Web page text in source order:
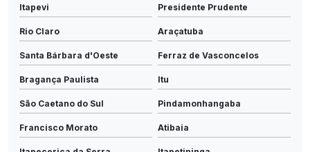
Itapevi Presidente Prudente
Rio Claro Araçatuba
Santa Bárbara d'Oeste Ferraz de Vasconcelos
Bragança Paulista Itu
São Caetano do Sul Pindamonhangaba
Francisco Morato Atibaia